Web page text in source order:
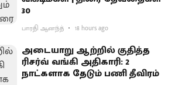
30
பாரதி ஆனந்த் 18 hours ago
அடையாறு ஆற்றில் குதித்த
ரிசர்வ் வங்கி அதிகாரி: 2
நாட்களாக தேடும் பணி தீவிரம்